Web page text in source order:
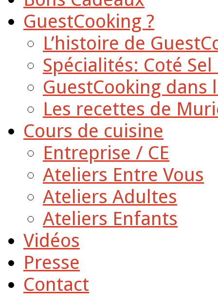
GuestCooking ?
L’histoire de
Spécialités: Coté
GuestCooking dans
Les recettes de
Cours de cuisine
Entreprise / CE
Ateliers Entre Vous
Ateliers Adultes
Ateliers Enfants
Vidéos
Presse
Contact